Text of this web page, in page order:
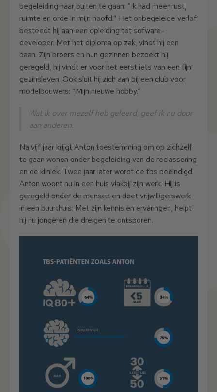
begeleiding naar buiten te gaan: “Ik had meer rust,
ruimte en orde in mijn hoofd.” Het onbegeleide verlof
besteedt hij aan een opleiding tot sofware-
developer. Met het diploma op zak, vindt hij een
baan. Zijn broers en hun gezinnen bezoekt hij
geregeld, hij vindt er voor het eerst iets van een fijn
gezinsleven. Ook sluit hij zich aan bij een club voor
modelbouwers: “Mijn nieuwe hobby.”
Wat ik over mezelf heb geleerd, geef ik nu door
aan anderen.
Na vijf jaar krijgt Anton toestemming om op zichzelf
te gaan wonen onder begeleiding van de reclassering
en de kliniek. Twee jaar later wordt de tbs beëindigd.
Anton woont nu in een huis vlakbij zijn werk. Hij is
geregeld onder de mensen en doet vrijwilligerswerk
in een buurthuis: Met zijn kennis en ervaringen, helpt
hij nu jongeren die dreigen te ontsporen.